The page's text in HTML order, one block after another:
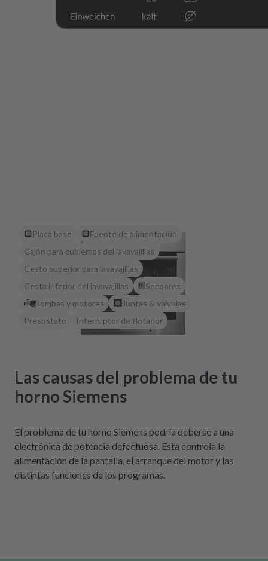
Placa base
Fuente de alimentación
Cajón para cubiertos del lavavajillas
Cesto superior para lavavajillas
Cesta inferior del lavavajillas
Sensores
Bombas y motores
Juntas & válvulas
Presostato
Interruptor de flotador
Las causas del problema de tu
horno Siemens
El problema de tu horno Siemens podría deberse a una
electrónica de potencia defectuosa. Esta controla la
alimentación de la pantalla, el arranque del motor y las
distintas funciones de los programas.